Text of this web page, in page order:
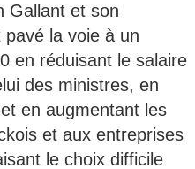
Gallant et son
la voie à un
en réduisant le salaire
des ministres, en
en augmentant les
et aux entreprises
le choix difficile